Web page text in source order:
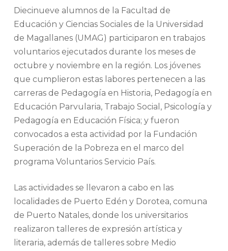
Diecinueve alumnos de la Facultad de
Educación y Ciencias Sociales de la Universidad
de Magallanes (UMAG) participaron en trabajos
voluntarios ejecutados durante los meses de
octubre y noviembre en la región. Los jóvenes
que cumplieron estas labores pertenecen a las
carreras de Pedagogía en Historia, Pedagogía en
Educación Parvularia, Trabajo Social, Psicología y
Pedagogía en Educación Física; y fueron
convocados a esta actividad por la Fundación
Superación de la Pobreza en el marco del
programa Voluntarios Servicio País.
Las actividades se llevaron a cabo en las
localidades de Puerto Edén y Dorotea, comuna
de Puerto Natales, donde los universitarios
realizaron talleres de expresión artística y
literaria, además de talleres sobre Medio